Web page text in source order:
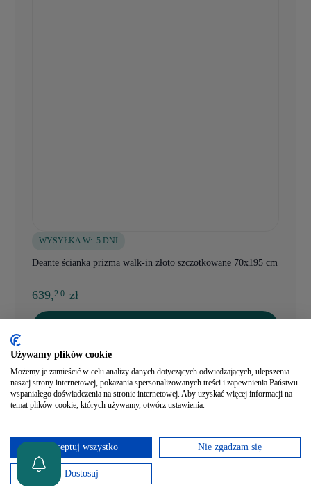
WYSYŁKA W: 5 DNI
Deante ścianka prizma walk-in złoto szczotkowane 70x195 cm
639,2 0 zł
Używamy plików cookie
Możemy je zamieścić w celu analizy danych dotyczących odwiedzających, ulepszenia
naszej strony internetowej, pokazania spersonalizowanych treści i zapewnienia Państwu
wspaniałego doświadczenia na stronie internetowej. Aby uzyskać więcej informacji na
temat plików cookie, których używamy, otwórz ustawienia.
Akceptuj wszystko Nie zgadzam się
Dostosuj